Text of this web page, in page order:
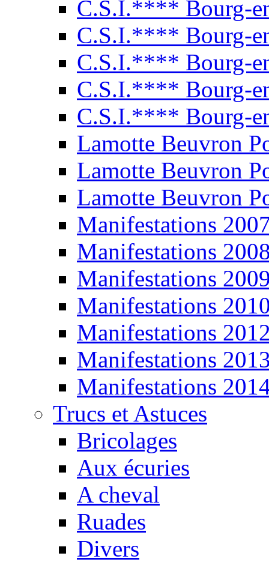
C.S.I.**** Bourg-
C.S.I.**** Bourg-
C.S.I.**** Bourg-
C.S.I.**** Bourg-
C.S.I.**** Bourg-
Lamotte Beuvron
Lamotte Beuvron
Lamotte Beuvron
Manifestations
Manifestations
Manifestations
Manifestations
Manifestations
Manifestations
Manifestations
Trucs et Astuces
Bricolages
Aux écuries
A cheval
Ruades
Divers